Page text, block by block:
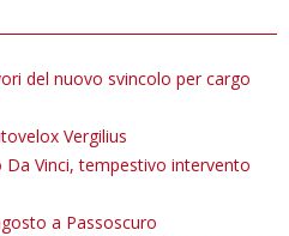
del nuovo svincolo per cargo
Vergilius
Vinci, tempestivo intervento
a Passoscuro